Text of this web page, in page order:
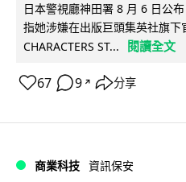
日本警視廳神田署 8 月 6 日公
指她涉嫌在出版巨頭集英社旗下
CHARACTERS ST...
閱讀全文
67 9 ↗ 分享
商業科技 資訊保安